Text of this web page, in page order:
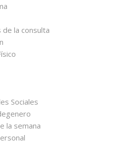
de la consulta
Sociales
la semana